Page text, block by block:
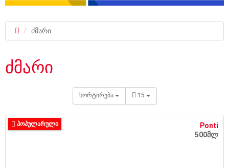
ძმარი
ძმარი
სორტირება 15
Ponti
500მლ
ᲞᲝᲞᲣᲚᲐᲠᲣᲚᲘ